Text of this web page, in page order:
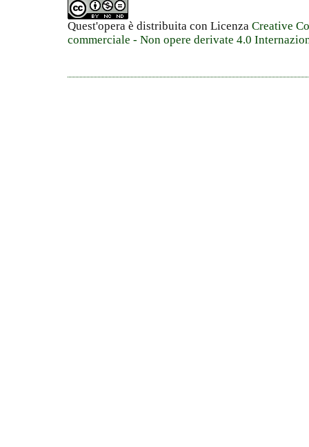
Quest'opera è distribuita con Licenza Creative
commerciale - Non opere derivate 4.0